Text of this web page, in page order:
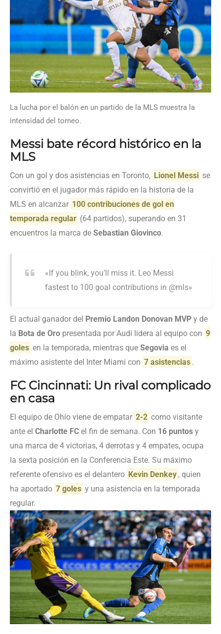
La lucha por el balón en un partido de la MLS muestra la
intensidad del torneo.
Messi bate récord histórico en la
MLS
Con un gol y dos asistencias en Toronto, Lionel Messi se
convirtió en el jugador más rápido en la historia de la
MLS en alcanzar 100 contribuciones de gol en
temporada regular (64 partidos), superando en 31
encuentros la marca de Sebastian Giovinco.
«If you blink, you’ll miss it. Leo Messi
fastest to 100 goal contributions in @mls»
El actual ganador del Premio Landon Donovan MVP y de
la Bota de Oro presentada por Audi lidera al equipo con 9
goles en la temporada, mientras queSegovia es el
máximo asistente del Inter Miami con 7 asistencias .
FC Cincinnati: Un rival complicado
en casa
El equipo de Ohio viene de empatar 2-2 como visitante
ante el Charlotte FC el fin de semana. Con 16 puntos y
una marca de 4 victorias, 4 derrotas y 4 empates, ocupa
la sexta posición en la Conferencia Este. Su máximo
referente ofensivo es el delantero Kevin Denkey , quien
ha aportado 7 goles y una asistencia en la temporada
regular.